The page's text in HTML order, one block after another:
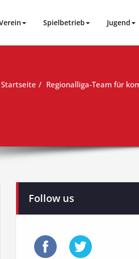
Spielbetrieb Jugend
Startseite Regionalliga-Team für
Follow us